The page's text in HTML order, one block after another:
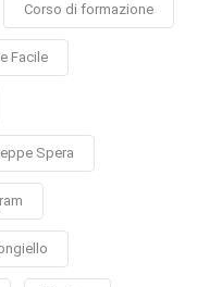
Corso di formazione
Facile
Spera